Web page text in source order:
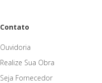
Contato
Ouvidoria
Realize Sua Obra
Seja Fornecedor